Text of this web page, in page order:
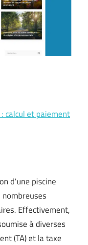
calcul et paiement
d’une piscine
Effectivement,
à diverses
(TA) et la taxe